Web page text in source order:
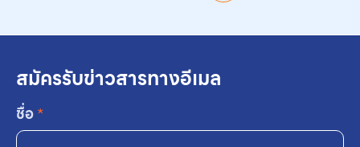
สมัครรับข่าวสารทางอีเมล
ชื่อ*